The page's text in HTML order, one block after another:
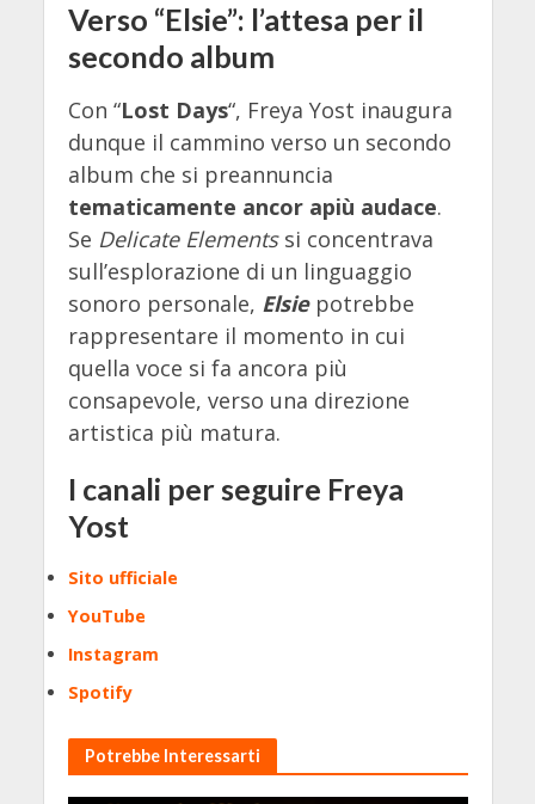
Verso “Elsie”: l’attesa per il
secondo album
Con “Lost Days“, Freya Yost inaugura
dunque il cammino verso un secondo
album che si preannuncia
tematicamente ancor apiù audace.
Se Delicate Elements si concentrava
sull’esplorazione di un linguaggio
sonoro personale, Elsiepotrebbe
rappresentare il momento in cui
quella voce si fa ancora più
consapevole, verso una direzione
artistica più matura.
I canali per seguire Freya
Yost
Sito ufficiale
YouTube
Instagram
Spotify
Potrebbe Interessarti